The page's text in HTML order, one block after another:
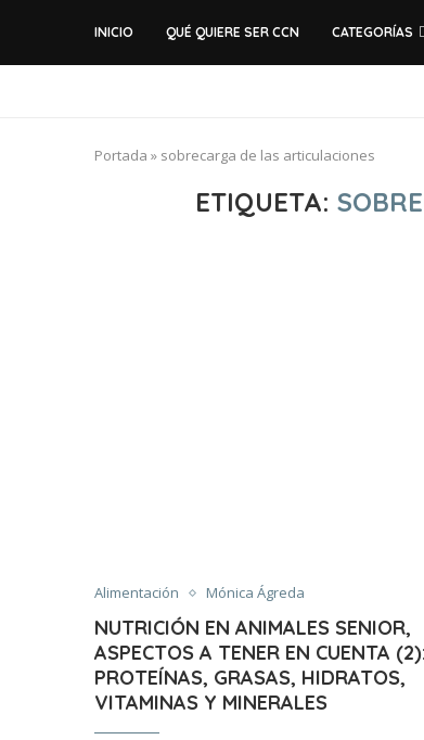
INICIO QUÉ QUIERE SER CCN CATEGORÍAS
Portada » sobrecarga de las articulaciones
ETIQUETA:
Alimentación Mónica Ágreda
NUTRICIÓN EN ANIMALES SENIOR,
ASPECTOS A TENER EN CUENTA (2):
PROTEÍNAS, GRASAS, HIDRATOS,
VITAMINAS Y MINERALES